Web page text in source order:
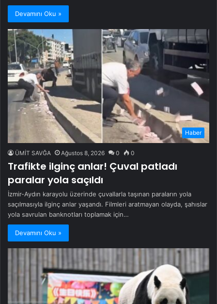
Devamını Oku »
Haber
ÜMİT SAVĞA Ağustos 8, 2026 0 0
Trafikte ilginç anlar! Çuval patladı
paralar yola saçıldı
İzmir-Aydın karayolu üzerinde çuvallarla taşınan paraların yola
saçılmasıyla ilginç anlar yaşandı. Filmleri aratmayan olayda, şahıslar
yola savrulan banknotları toplamak için…
Devamını Oku »